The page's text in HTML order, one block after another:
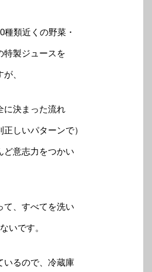
類近くの野菜・
特製ジュースを
、
に決まった流れ
しいパターンで）
ど意志力をつかい
て、すべてを洗い
いです。
いるので、冷蔵庫